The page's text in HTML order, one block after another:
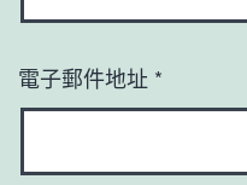
電子郵件地址 *